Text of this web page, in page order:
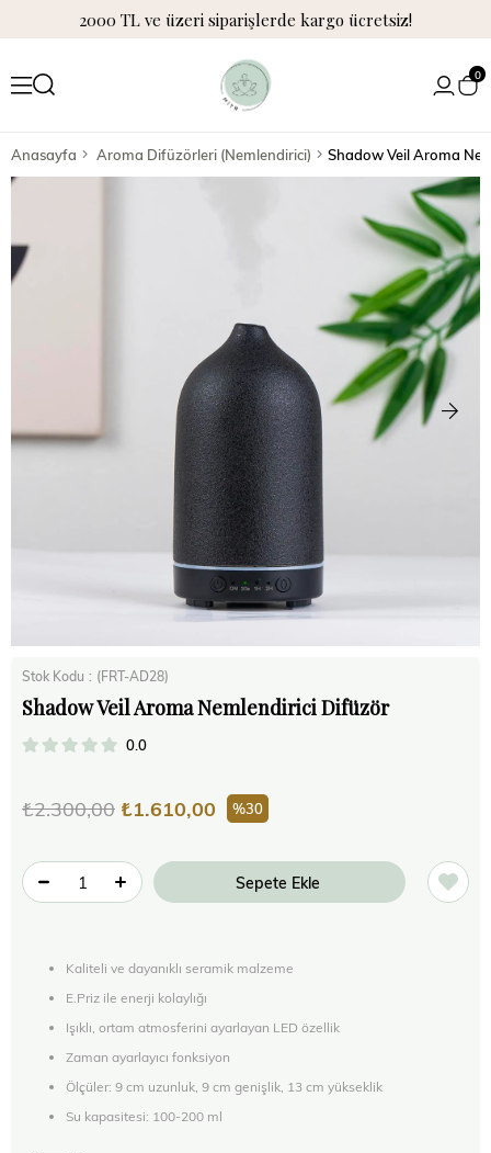
2000 TL ve üzeri siparişlerde kargo ücretsiz!
0
Anasayfa Aroma Difüzörleri (Nemlendirici) Shadow Veil Aroma
Stok Kodu (FRT-AD28)
Shadow Veil Aroma Nemlendirici Difüzör
0.0
₺2.300,00 ₺1.610,00 30
Kaliteli ve dayanıklı seramik malzeme
E.Priz ile enerji kolaylığı
Işıklı, ortam atmosferini ayarlayan LED özellik
Zaman ayarlayıcı fonksiyon
Ölçüler: 9 cm uzunluk, 9 cm genişlik, 13 cm yükseklik
Su kapasitesi: 100-200 ml